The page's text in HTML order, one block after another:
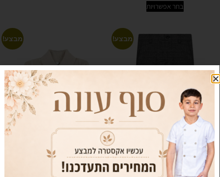
בחר אפשרויות
מבצע!
מכנס טיאגו – עודפים
מבצע!
סוודר תיאו – אבן בהיר – עודפים